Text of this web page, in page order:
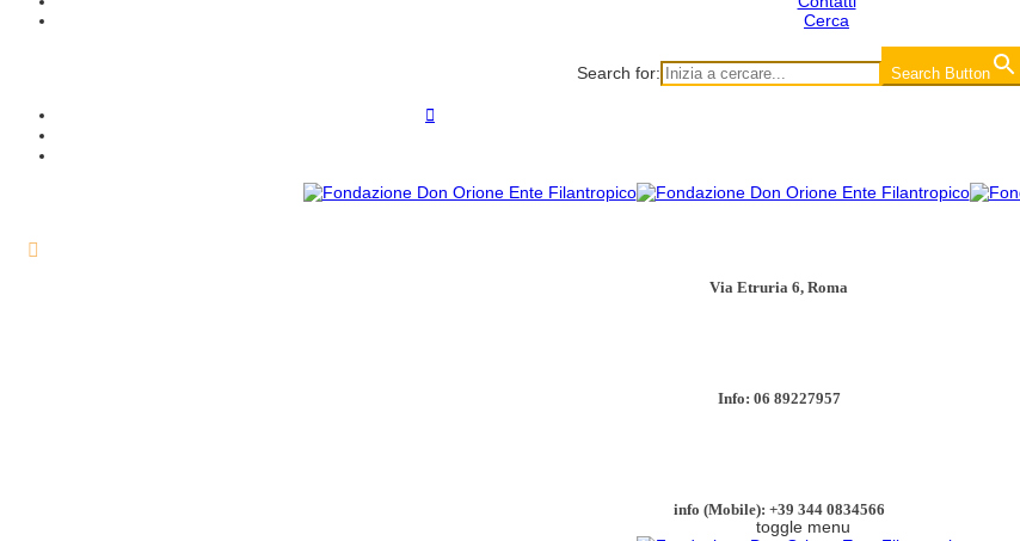
Cerca
Search for: Search Button
Via Etruria 6, Roma
Info: 06 89227957
info (Mobile): +39 344 0834566
toggle menu